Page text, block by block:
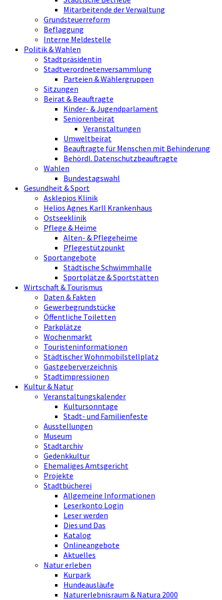
Mitarbeitende der Verwaltung
Grundsteuerreform
Beflaggung
Interne Meldestelle
Politik & Wahlen
Stadtpräsidentin
Stadtverordnetenversammlung
Parteien & Wählergruppen
Sitzungen
Beirat & Beauftragte
Kinder- & Jugendparlament
Seniorenbeirat
Veranstaltungen
Umweltbeirat
Beauftragte für Menschen mit Behinderung
Behördl. Datenschutzbeauftragte
Wahlen
Bundestagswahl
Gesundheit & Sport
Asklepios Klinik
Helios Agnes Karll Krankenhaus
Ostseeklinik
Pflege & Heime
Alten- & Pflegeheime
Pflegestützpunkt
Sportangebote
Städtische Schwimmhalle
Sportplätze & Sportstätten
Wirtschaft & Tourismus
Daten & Fakten
Gewerbegrundstücke
Öffentliche Toiletten
Parkplätze
Wochenmarkt
Touristeninformationen
Städtischer Wohnmobilstellplatz
Gastgeberverzeichnis
Stadtimpressionen
Kultur & Natur
Veranstaltungskalender
Kultursonntage
Stadt- und Familienfeste
Ausstellungen
Museum
Stadtarchiv
Gedenkkultur
Ehemaliges Amtsgericht
Projekte
Stadtbücherei
Allgemeine Informationen
Leserkonto Login
Leser werden
Dies und Das
Katalog
Onlineangebote
Aktuelles
Natur erleben
Kurpark
Hundeausläufe
Naturerlebnisraum & Natura 2000